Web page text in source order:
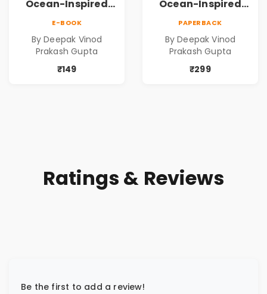
Ocean-Inspired
E-BOOK
By Deepak Vinod
Prakash Gupta
₹149
Ocean-Inspired
PAPERBACK
By Deepak Vinod
Prakash Gupta
₹299
Ratings & Reviews
Be the first to add a review!